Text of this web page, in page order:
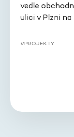
vedle
ulici v Plzni
#PROJEKTY